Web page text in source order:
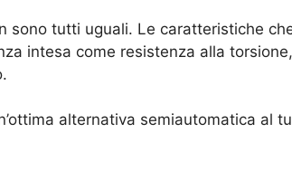
sono tutti uguali. Le caratteristiche
intesa come resistenza alla
alternativa semiautomatica al